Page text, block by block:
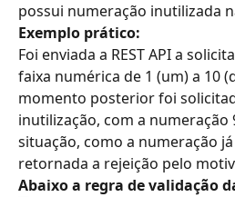
possui numeração inutilizada
Exemplo prático:
Foi enviada a REST API a
faixa numérica de 1 (um) a 10
momento posterior foi
inutilização, com a numeração
situação, como a numeração
retornada a rejeição pelo
Abaixo a regra de validação